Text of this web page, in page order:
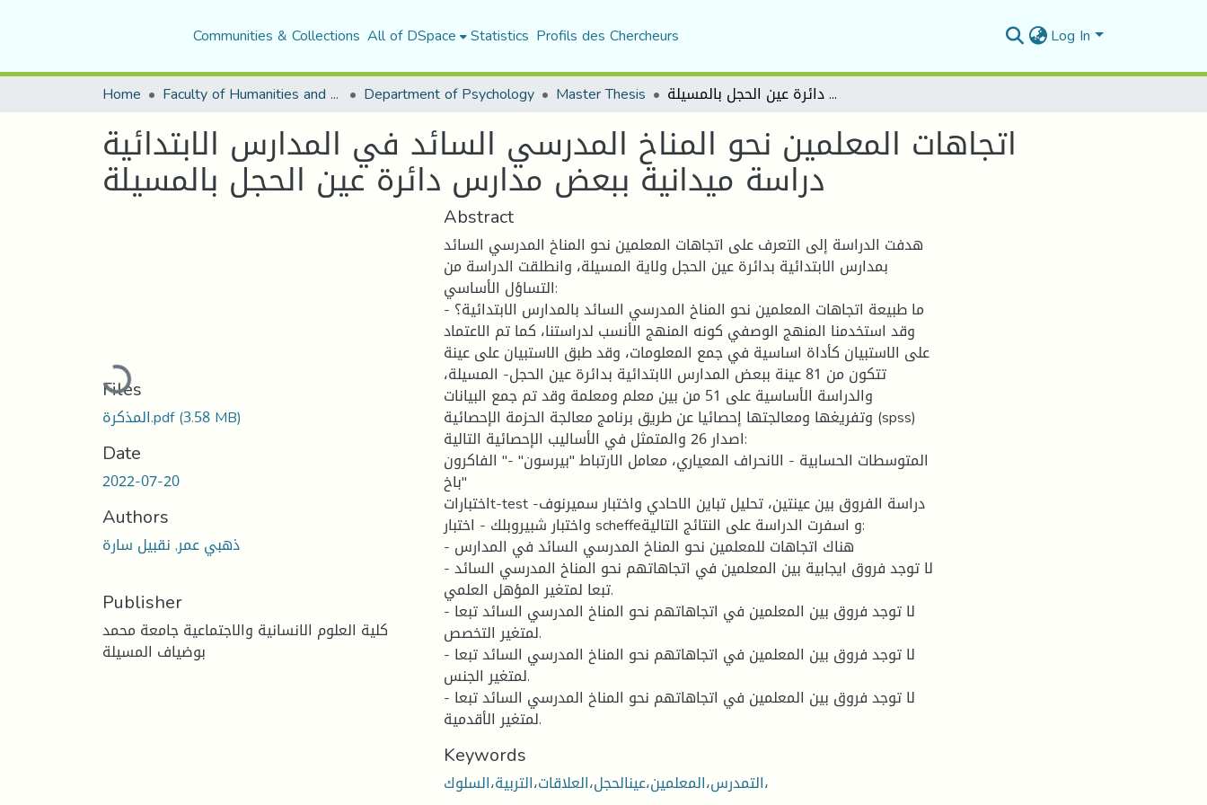
Communities & Collections All of DSpace Statistics Profils des Chercheurs Log In
Home Faculty of Humanities and Social Sciences Department of Psychology Master Thesis اتجاهات المعلمين نحو المناخ المدرسي السائد في المدارس الابتدائية دراسة ميدانية ببعض مدارس دائرة عين الحجل بالمسيلة
اتجاهات المعلمين نحو المناخ المدرسي السائد في المدارس الابتدائية
دراسة ميدانية ببعض مدارس دائرة عين الحجل بالمسيلة
Loading...
Files
المذكرة.pdf(3.58 MB)
Date
2022-07-20
Authors
ذهبي عمر, نقبيل سارة
Publisher
كلية العلوم الانسانية والاجتماعية جامعة محمد
بوضياف المسيلة
Abstract
هدفت الدراسة إلى التعرف على اتجاهات المعلمين نحو المناخ المدرسي السائد
بمدارس الابتدائية بدائرة عين الحجل ولاية المسيلة، وانطلقت الدراسة من
التساؤل الأساسي:
- ما طبيعة اتجاهات المعلمين نحو المناخ المدرسي السائد بالمدارس الابتدائية؟
وقد استخدمنا المنهج الوصفي كونه المنهج الأنسب لدراستنا، كما تم الاعتماد
على الاستبيان كأداة اساسية في جمع المعلومات، وقد طبق الاستبيان على عينة
تتكون من 81 عينة ببعض المدارس الابتدائية بدائرة عين الحجل- المسيلة،
والدراسة الأساسية على 51 من بين معلم ومعلمة وقد تم جمع البيانات
وتفريغها ومعالجتها إحصائيا عن طريق برنامج معالجة الحزمة الإحصائية (spss)
اصدار 26 والمتمثل في الأساليب الإحصائية التالية:
المتوسطات الحسابية - الانحراف المعياري، معامل الارتباط "بيرسون" -" الفاكرون
باخ"
اختباراتt-test -دراسة الفروق بين عينتين، تحليل تباين الاحادي واختبار سميرنوف
واختبار شبيروبلك - اختبار scheffeو اسفرت الدراسة على النتائج التالية:
- هناك اتجاهات للمعلمين نحو المناخ المدرسي السائد في المدارس
- لا توجد فروق ايجابية بين المعلمين في اتجاهاتهم نحو المناخ المدرسي السائد
تبعا لمتغير المؤهل العلمي.
- لا توجد فروق بين المعلمين في اتجاهاتهم نحو المناخ المدرسي السائد تبعا
لمتغير التخصص.
- لا توجد فروق بين المعلمين في اتجاهاتهم نحو المناخ المدرسي السائد تبعا
لمتغير الجنس.
- لا توجد فروق بين المعلمين في اتجاهاتهم نحو المناخ المدرسي السائد تبعا
لمتغير الأقدمية.
Keywords
التمدرس،المعلمين،عينالحجل،العلاقات،التربية،السلوك،